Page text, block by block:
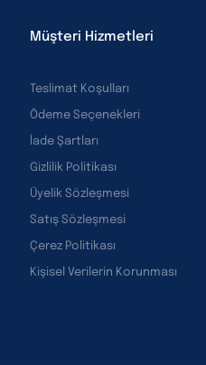
Müşteri Hizmetleri
Teslimat Koşulları
Ödeme Seçenekleri
İade Şartları
Gizlilik Politikası
Üyelik Sözleşmesi
Satış Sözleşmesi
Çerez Politikası
Kişisel Verilerin Korunması